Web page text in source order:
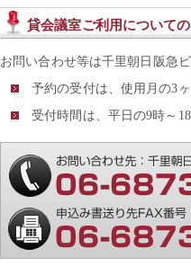
貸会議室ご利用について
お問い合わせ等は千里朝日阪急
予約の受付は、使用月の3ヶ
受付時間は、平日の9時～